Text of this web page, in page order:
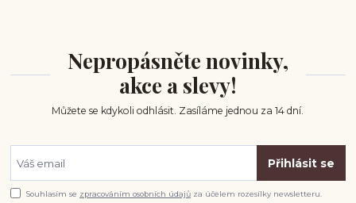
Nepropásněte novinky,
akce a slevy!
Můžete se kdykoli odhlásit. Zasíláme jednou za 14 dní.
Přihlásit se
Souhlasím se zpracováním osobních údajů za účelem rozesílky newsletteru.